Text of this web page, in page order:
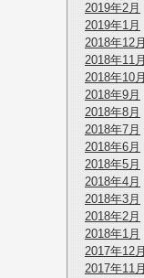
2019年2月
2019年1月
2018年12月
2018年11月
2018年10月
2018年9月
2018年8月
2018年7月
2018年6月
2018年5月
2018年4月
2018年3月
2018年2月
2018年1月
2017年12月
2017年11月